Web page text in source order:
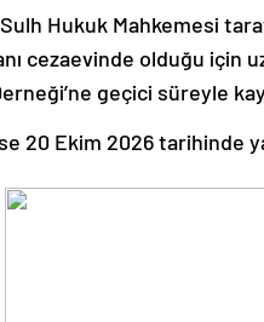
Hukuk Mahkemesi
cezaevinde olduğu
geçici süreyle
20 Ekim 2026 tarihinde